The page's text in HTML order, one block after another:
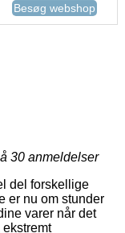
Besøg webshop
30 anmeldelser
del forskellige
er nu om stunder
varer når det